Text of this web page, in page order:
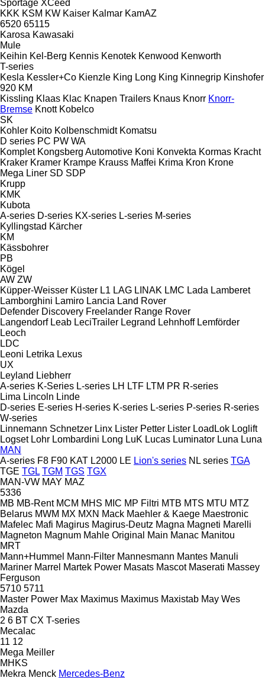
Sportage XCeed
KKK KSM KW Kaiser Kalmar KamAZ
6520 65115
Karosa Kawasaki
Mule
Keihin Kel-Berg Kennis Kenotek Kenwood Kenworth
T-series
Kesla Kessler+Co Kienzle King Long King Kinnegrip Kinshofer
920 KM
Kissling Klaas Klac Knapen Trailers Knaus Knorr Knorr-
Bremse Knott Kobelco
SK
Kohler Koito Kolbenschmidt Komatsu
D series PC PW WA
Komplet Kongsberg Automotive Koni Konvekta Kormas Kracht
Kraker Kramer Krampe Krauss Maffei Krima Kron Krone
Mega Liner SD SDP
Krupp
KMK
Kubota
A-series D-series KX-series L-series M-series
Kyllingstad Kärcher
KM
Kässbohrer
PB
Kögel
AW ZW
Küpper-Weisser Küster L1 LAG LINAK LMC Lada Lamberet
Lamborghini Lamiro Lancia Land Rover
Defender Discovery Freelander Range Rover
Langendorf Leab LeciTrailer Legrand Lehnhoff Lemförder
Leoch
LDC
Leoni Letrika Lexus
UX
Leyland Liebherr
A-series K-Series L-series LH LTF LTM PR R-series
Lima Lincoln Linde
D-series E-series H-series K-series L-series P-series R-series
W-series
Linnemann Schnetzer Linx Lister Petter Lister LoadLok Loglift
Logset Lohr Lombardini Long LuK Lucas Luminator Luna Luna
MAN
A-series F8 F90 KAT L2000 LE Lion's series NL series TGA
TGE TGL TGM TGS TGX
MAN-VW MAY MAZ
5336
MB MB-Rent MCM MHS MIC MP Filtri MTB MTS MTU MTZ
Belarus MWM MX MXN Mack Maehler & Kaege Maestronic
Mafelec Mafi Magirus Magirus-Deutz Magna Magneti Marelli
Magneton Magnum Mahle Original Main Manac Manitou
MRT
Mann+Hummel Mann-Filter Mannesmann Mantes Manuli
Mariner Marrel Martek Power Masats Mascot Maserati Massey
Ferguson
5710 5711
Master Power Max Maximus Maximus Maxistab May Wes
Mazda
2 6 BT CX T-series
Mecalac
11 12
Mega Meiller
MHKS
Mekra Menck Mercedes-Benz